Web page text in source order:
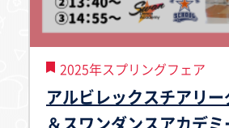
2025年スプリングフェア
アルビレックスチアリ
＆スワンダンスアカデ